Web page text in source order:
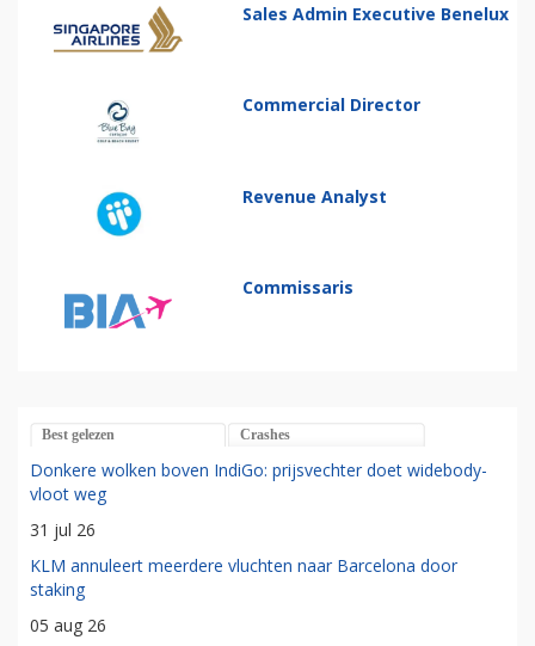
Sales Admin Executive Benelux
Commercial Director
Revenue Analyst
Commissaris
Best gelezen Crashes
Donkere wolken boven IndiGo: prijsvechter doet widebody-
vloot weg
31 jul 26
KLM annuleert meerdere vluchten naar Barcelona door
staking
05 aug 26